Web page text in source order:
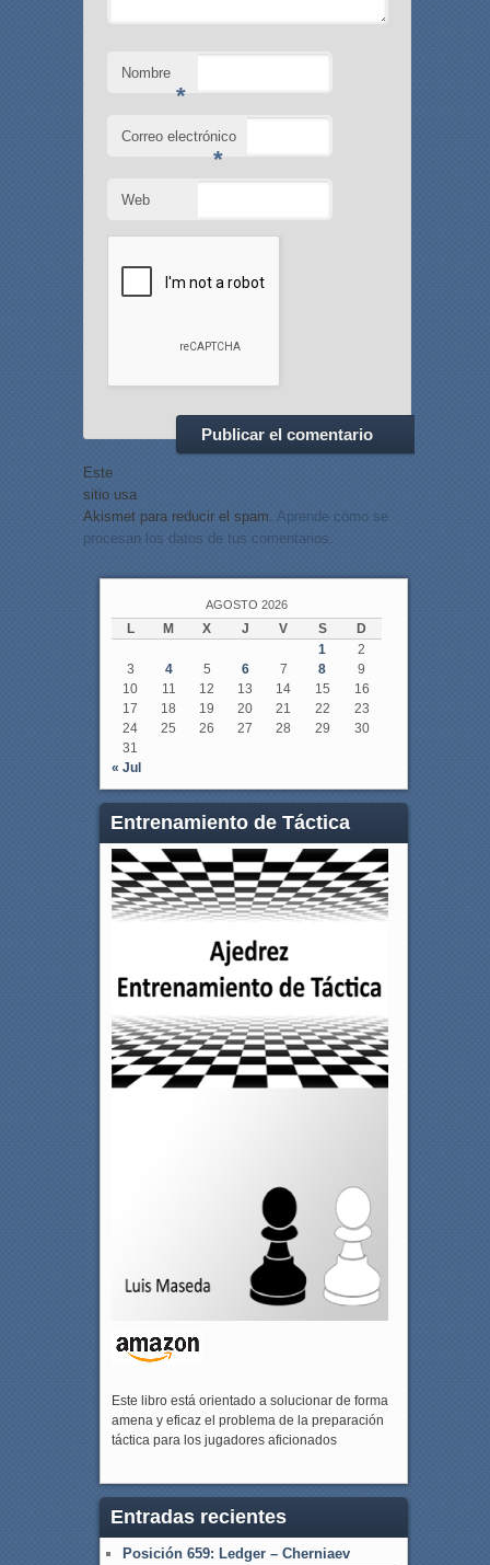
Nombre
*
Correo electrónico
*
Web
Este
sitio usa
Akismet para reducir el spam. Aprende cómo se
procesan los datos de tus comentarios.
AGOSTO 2026
L M X J V S
D
1
2
3
4 5 6 7 8
9
10
11 12 13 14 15
16
17
18 19 20 21 22
23
24
25 26 27 28 29
30
31
« Jul
Entrenamiento de Táctica
Este libro está orientado a solucionar de forma
amena y eficaz el problema de la preparación
táctica para los jugadores aficionados
Entradas recientes
Posición 659: Ledger – Cherniaev